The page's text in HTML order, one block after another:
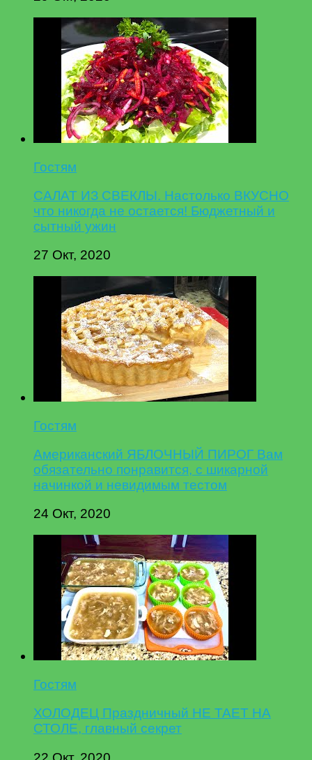
Гостям
САЛАТ ИЗ СВЕКЛЫ. Настолько ВКУСНО
что никогда не остается! Бюджетный и
сытный ужин
27 Окт, 2020
Гостям
Американский ЯБЛОЧНЫЙ ПИРОГ Вам
обязательно понравится, с шикарной
начинкой и невидимым тестом
24 Окт, 2020
Гостям
ХОЛОДЕЦ Праздничный НЕ ТАЕТ НА
СТОЛЕ, главный секрет